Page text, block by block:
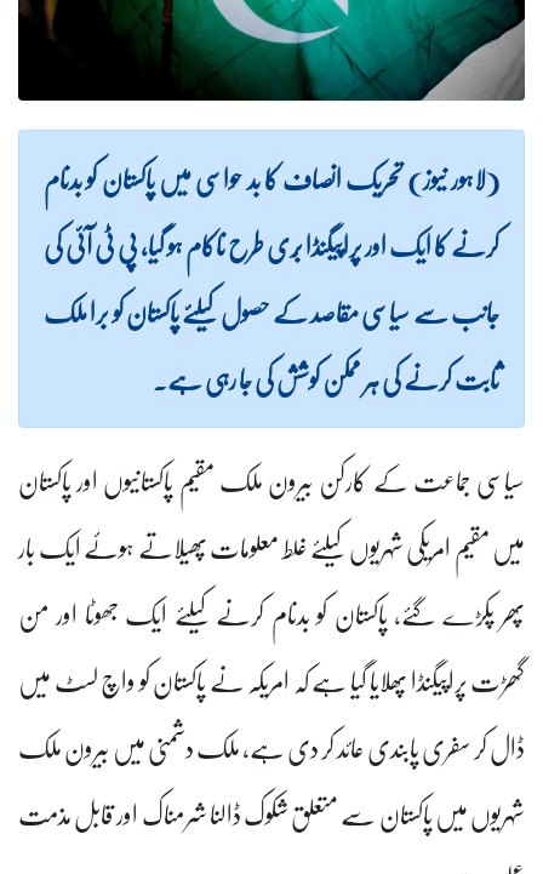
(لاہور نیوز) تحریک انصاف کا بد حواسی میں پاکستان کو بدنام
کرنے کا ایک اور پراپیگنڈا بُری طرح ناکام ہو گیا، پی ٹی آئی کی
جانب سے سیاسی مقاصد کے حصول کیلئے پاکستان کو برا ملک
ثابت کرنے کی ہر ممکن کوشش کی جا رہی ہے۔
سیاسی جماعت کے کارکن بیرون ملک مقیم پاکستانیوں اور پاکستان
میں مقیم امریکی شہریوں کیلئے غلط معلومات پھیلاتے ہوئے ایک بار
پھر پکڑے گئے، پاکستان کو بدنام کرنے کیلئے ایک جھوٹا اور من
گھڑت پراپیگنڈا پھلایا گیا ہے کہ امریکہ نے پاکستان کو واچ لسٹ میں
ڈال کر سفری پابندی عائد کر دی ہے، ملک دشمنی میں بیرون ملک
شہریوں میں پاکستان سے متعلق شکوک ڈالنا شرمناک اور قابل مذمت